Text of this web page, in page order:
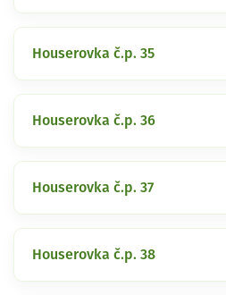
Houserovka č.p. 35
Houserovka č.p. 36
Houserovka č.p. 37
Houserovka č.p. 38